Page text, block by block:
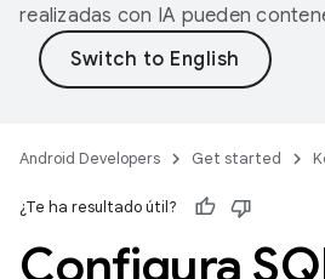
realizadas con IA pueden
Android Developers Get started
¿Te ha resultado útil?
Configura